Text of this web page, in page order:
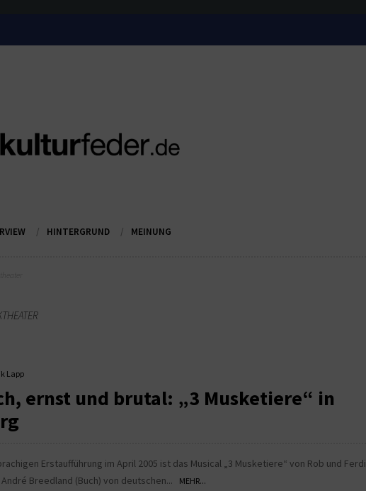
HINTERGRUND MEINUNG
Lapp
ernst und brutal: „3 Musketiere“ in
Erstaufführung im April 2005 ist das Musical „3 Musketiere“ von Rob und Ferdi
Breedland (Buch) von deutschen...
MEHR...